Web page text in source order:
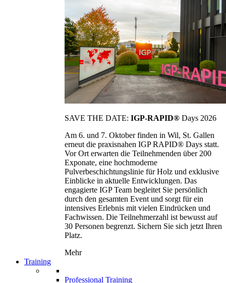
SAVE THE DATE: IGP-RAPID® Days 2026
Am 6. und 7. Oktober finden in Wil, St. Gallen
erneut die praxisnahen IGP RAPID® Days statt.
Vor Ort erwarten die Teilnehmenden über 200
Exponate, eine hochmoderne
Pulverbeschichtungslinie für Holz und exklusive
Einblicke in aktuelle Entwicklungen. Das
engagierte IGP Team begleitet Sie persönlich
durch den gesamten Event und sorgt für ein
intensives Erlebnis mit vielen Eindrücken und
Fachwissen. Die Teilnehmerzahl ist bewusst auf
30 Personen begrenzt. Sichern Sie sich jetzt Ihren
Platz.
Mehr
Training
Professional Training